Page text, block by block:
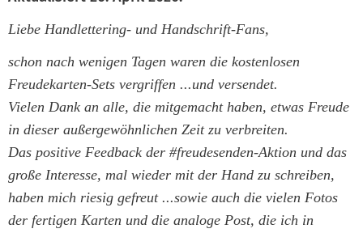
Liebe Handlettering- und Handschrift-Fans,
schon nach wenigen Tagen waren die kostenlosen
Freudekarten-Sets vergriffen ...und versendet.
Vielen Dank an alle, die mitgemacht haben, etwas Freude
in dieser außergewöhnlichen Zeit zu verbreiten.
Das positive Feedback der #freudesenden-Aktion und das
große Interesse, mal wieder mit der Hand zu schreiben,
haben mich riesig gefreut ...sowie auch die vielen Fotos
der fertigen Karten und die analoge Post, die ich in